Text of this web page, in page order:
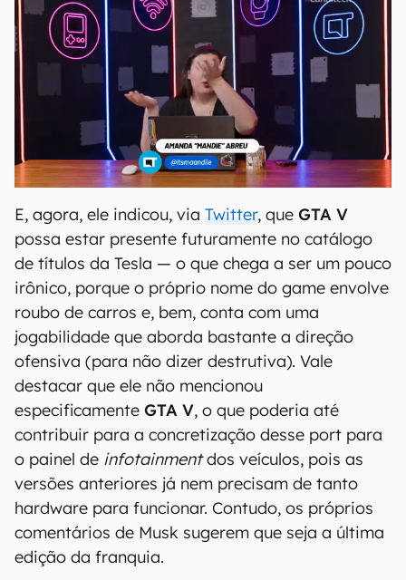
E, agora, ele indicou, via Twitter, que GTA V
possa estar presente futuramente no catálogo
de títulos da Tesla — o que chega a ser um pouco
irônico, porque o próprio nome do game envolve
roubo de carros e, bem, conta com uma
jogabilidade que aborda bastante a direção
ofensiva (para não dizer destrutiva). Vale
destacar que ele não mencionou
especificamente GTA V, o que poderia até
contribuir para a concretização desse port para
o painel de infotainmentdos veículos, pois as
versões anteriores já nem precisam de tanto
hardware para funcionar. Contudo, os próprios
comentários de Musk sugerem que seja a última
edição da franquia.